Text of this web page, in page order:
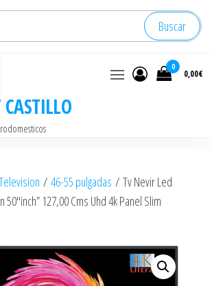
Buscar
CASTILLO
0
0,00€
/ 46-55 pulgadas / Tv Nevir Led
50″inch” 127,00 Cms Uhd 4k Panel Slim